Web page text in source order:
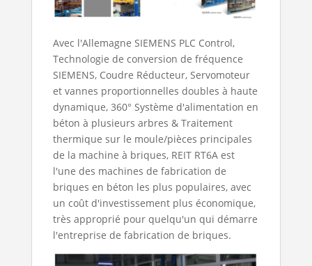
Avec l'Allemagne SIEMENS PLC Control,
Technologie de conversion de fréquence
SIEMENS, Coudre Réducteur, Servomoteur
et vannes proportionnelles doubles à haute
dynamique, 360° Système d'alimentation en
béton à plusieurs arbres & Traitement
thermique sur le moule/pièces principales
de la machine à briques, REIT RT6A est
l'une des machines de fabrication de
briques en béton les plus populaires, avec
un coût d'investissement plus économique,
très approprié pour quelqu'un qui démarre
l'entreprise de fabrication de briques.